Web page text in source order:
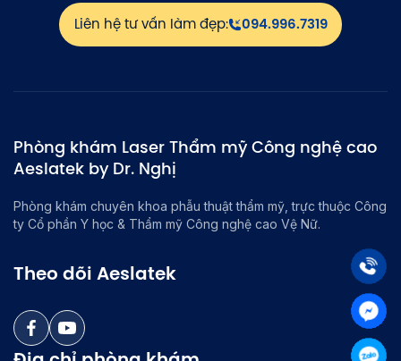
Liên hệ tư vấn làm đẹp: 094.996.7319
Phòng khám Laser Thẩm mỹ Công nghệ cao
Aeslatek by Dr. Nghị
Phòng khám chuyên khoa phẫu thuật thẩm mỹ, trực thuộc Công
ty Cổ phần Y học & Thẩm mỹ Công nghệ cao Vệ Nữ.
Theo dõi Aeslatek